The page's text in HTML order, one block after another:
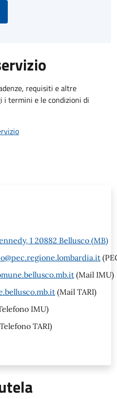
requisiti e altre
termini e le condizioni di
1 20882 Bellusco (MB)
(Mail IMU)
(Mail TARI)
IMU)
TARI)